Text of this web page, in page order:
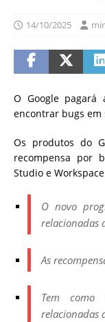
14/10/2025
O Google pagará
encontrar bugs em
Os produtos do
recompensa por
Studio e
O novo
relacionadas
As
Tem como
relacionadas